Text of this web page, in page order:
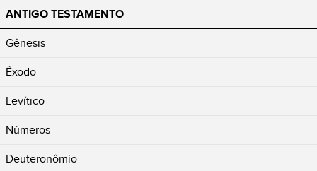
ANTIGO TESTAMENTO
Gênesis
Êxodo
Levítico
Números
Deuteronômio